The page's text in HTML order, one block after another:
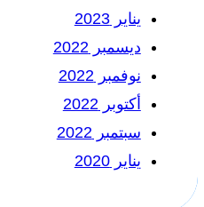
يناير 2023
ديسمبر 2022
نوفمبر 2022
أكتوبر 2022
سبتمبر 2022
يناير 2020